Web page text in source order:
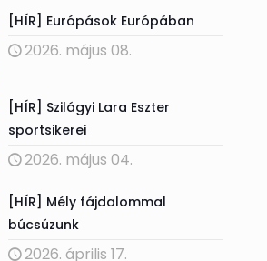
[HÍR] Európások Európában
2026. május 08.
[HÍR] Szilágyi Lara Eszter
sportsikerei
2026. május 04.
[HÍR] Mély fájdalommal
búcsúzunk
2026. április 17.